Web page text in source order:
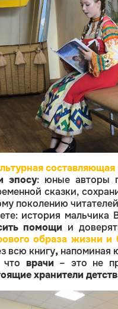
составляющая
эпосу: юные авторы
сказки,
поколению
история мальчика
помощи и
образа жизни и
всю книгу,напоминая
врачи – это не
хранители